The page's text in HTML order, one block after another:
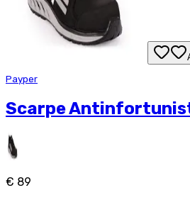
Payper
Scarpe
€ 89